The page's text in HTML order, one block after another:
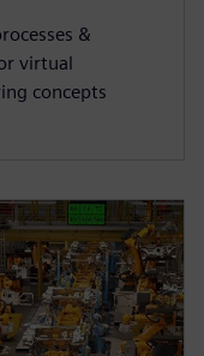
&
virtual
concepts